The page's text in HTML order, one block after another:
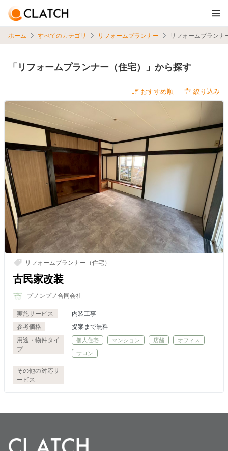
ホーム すべてのカテゴリ リフォームプランナー リフォームプランナ
「リフォームプランナー（住宅）」から探す
絞り込み
リフォームプランナー（住宅）
古民家改装
プノンプノ合同会社
実施サービス
内装工事
参考価格
提案まで無料
用途・物件タイ
プ
個人住宅 マンション 店舗 オフィス
サロン
その他の対応サ
ービス
-